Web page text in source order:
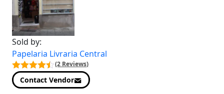
Sold by:
Papelaria Livraria Central
(2 Reviews)
Contact Vendor